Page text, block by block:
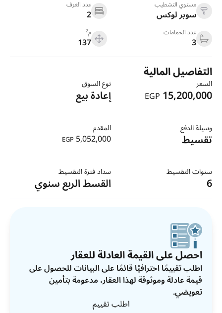
مستوي التشطيب
سوبر لوكس
عدد الغرف
2
عدد الحمامات
3
م2
137
التفاصيل المالية
السعر
15,200,000
EGP
نوع السوق
إعادة بيع
وسيلة الدفع
تقسيط
المقدم
5,052,000
EGP
سنوات التقسيط
6
سداد فترة التقسيط
القسط الربع سنوي
احصل على القيمة العادلة للعقار
اطلب تقييمًا احترافيًا قائمًا على البيانات للحصول على
قيمة عادلة وموثوقة لهذا العقار، مدعومة بتأمين
تعويضي.
اطلب تقييم